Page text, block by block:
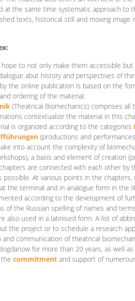
at the same time systematic approach to
texts, historical still and moving
to not only make them accessible
abut history and perspectives of
the online publication is based on the
ordering of the material:
(Theatrical Biomechanics) comprises all
contextualize the material in this
is organized according to the categories
(productions and
into account the complexity of
a basis and element of creation
are connected with each other
At various points in the
the terminal and in analogue form in
according to the development of
of the Russian spelling of names and
also used in a latinised form. A list of
the project or to schedule a research
communication of theatrical
for more than 20 years, as well
commitment and support of